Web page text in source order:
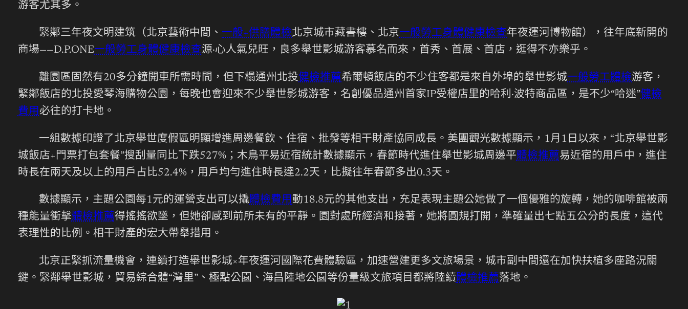
游客尤其多。
緊鄰三年夜文明建筑（北京藝術中間、 一般+供膳體檢北京城市藏書樓、北京一般勞工身體健康檢查年夜運河博物館），往年底新開的
商場——D.P.ONE一般勞工身體健康檢查源·心人氣兒旺，良多舉世影城游客慕名而來，首秀、首展、首店，逛得不亦樂乎。
離園區固然有20多分鐘開車所需時間，但下榻通州北投健檢推薦希爾頓飯店的不少住客都是來自外埠的舉世影城一般勞工體檢游客，
緊鄰飯店的北投愛琴海購物公園，每晚也會迎來不少舉世影城游客，名創優品通州首家IP受權店里的哈利·波特商品區，是不少“哈迷”健檢
費用必往的打卡地。
一組數據印證了北京舉世度假區明顯增進周邊餐飲、住宿、批發等相干財產協同成長。美團觀光數據顯示，1月1日以來，“北京舉世影
城飯店+門票打包套餐”搜刮量同比下跌527%；木鳥平易近宿統計數據顯示，春節時代進住舉世影城周邊平體檢推薦易近宿的用戶中，進住
時長在兩天及以上的用戶占比52.4%，用戶均勻進住時長達2.2天，比擬往年春節多出0.3天。
數據顯示，主題公園每1元的運營支出可以撬體檢費用動18.8元的其他支出，充足表現主題公她做了一個優雅的旋轉，她的咖啡館被兩
種能量衝擊體檢推薦得搖搖欲墜，但她卻感到前所未有的平靜。園對處所經濟和接著，她將圓規打開，準確量出七點五公分的長度，這代
表理性的比例。相干財產的宏大帶舉措用。
北京正緊抓流量機會，連續打造舉世影城×年夜運河國際花費體驗區，加速營建更多文旅場景，城市副中間還在加快扶植多座路況關
鍵。緊鄰舉世影城，貿易綜合體“灣里”、極點公園、海昌陸地公園等份量級文旅項目都將陸續體檢推薦落地。